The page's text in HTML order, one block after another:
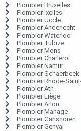
Plombier Bruxelles
Plombier Ixelles
Plombier Uccle
Plombier Anderlecht
Plombier Waterloo
Plombier Tubize
Plombier Mons
Plombier Charleroi
Plombier Namur
Plombier Schaerbeek
Plombier Rhode-
Plombier Ath
Plombier Liège
Plombier Arlon
Plombier Manage
Plombier Ganshoren
Plombier Genval